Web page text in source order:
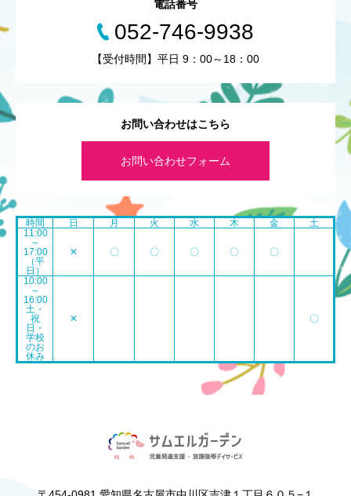
お問い合わせはこちら
お問い合わせフォーム
電話番号
052-746-9938
【受付時間】平日 9：00～18：00
時間 日 月 火 水 木 金
土
11:00
～
17:00
（平
日）
✕ 〇 〇 〇 〇 〇
10:00
～
16:00
土・
祝
日・
学校
のお
休み
✕ 〇